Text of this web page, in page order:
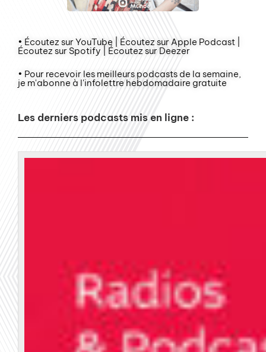
• Écoutez sur YouTube | Écoutez sur Apple Podcast |
Écoutez sur Spotify | Écoutez sur Deezer
• Pour recevoir les meilleurs podcasts de la semaine,
je m'abonne à l'infolettre hebdomadaire gratuite
Les derniers podcasts mis en ligne :